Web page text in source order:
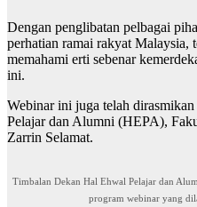
Dengan penglibatan pelbagai
perhatian ramai rakyat Malaysia,
memahami erti sebenar
ini.
Webinar ini juga telah
Pelajar dan Alumni (HEPA),
Zarrin Selamat.
Timbalan Dekan Hal Ehwal Pelajar dan
program webinar yang